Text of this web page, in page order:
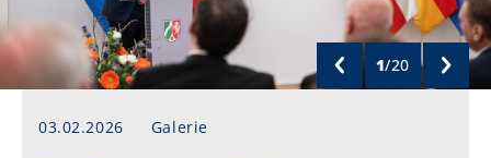
1/20
03.02.2026 Galerie